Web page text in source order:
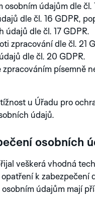
MANS
BLUE
BLACK
PROZKOUMEJTE
KOLEKCI MINOR
STREAMLINE
BEIGE
COPPER
BROWN
SILVER
PROZKOUMEJTE
KOLEKCI
AURA
AURA
SILVER IVORY
BLACK
PROZKOUMEJTE
KOLEKCI GRAPHIC
ANALOG
CAMEL
ARDOISE
ELEPHANT
BLUE
údajům dle čl.
dle čl. 16 GDPR,
údajů dle čl. 17 GDPR.
zpracování dle čl. 21
dle čl. 20 GDPR.
zpracováním písemně
u Úřadu pro
údajů.
osobních
veškerá vhodná
k
údajům mají